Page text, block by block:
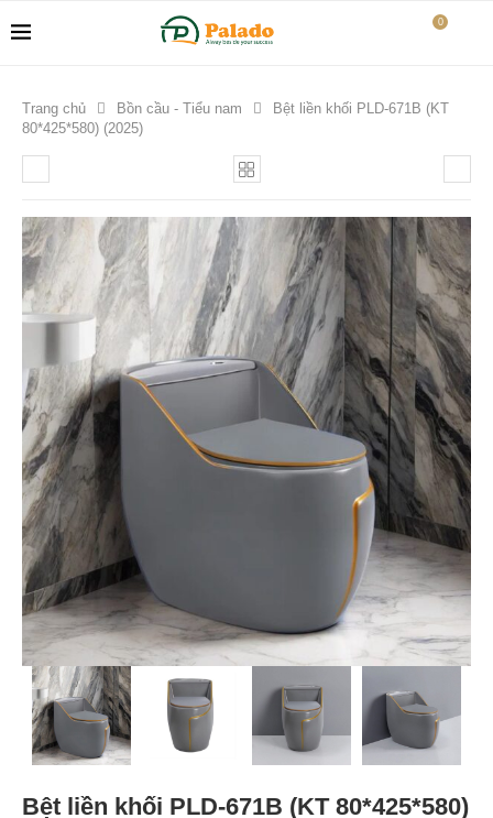
0
Trang chủ Bồn cầu - Tiểu nam
Bệt liền khối PLD-671B (KT
80*425*580) (2025)
Bệt liền khối PLD-671B (KT 80*425*580)